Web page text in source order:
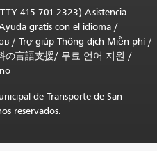
415.701.2323) Asistencia
gratis con el idioma /
/ Trợ giúp Thông dịch Miễn phí/
の言語支援/ 무료 언어 지원 /
de Transporte de San
reservados.